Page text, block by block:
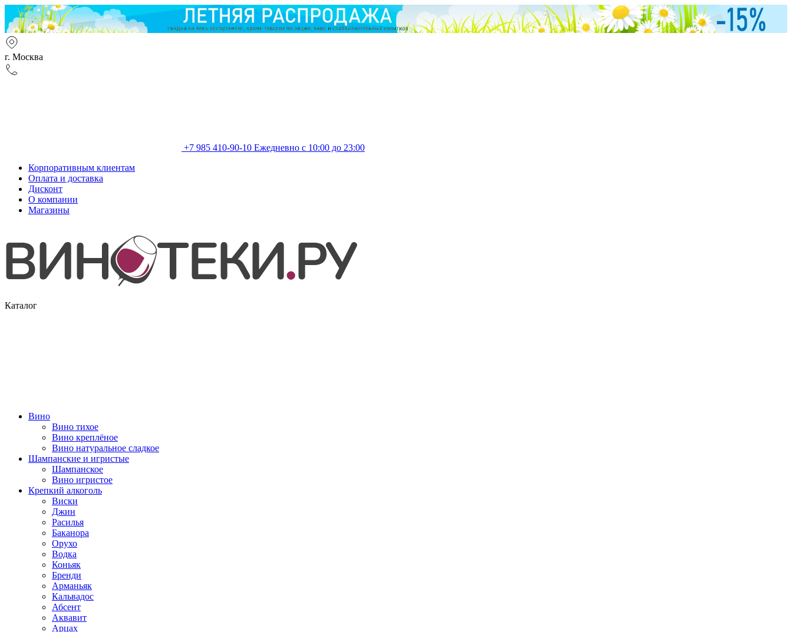
г. Москва
+7 985 410-90-10 Ежедневно с 10:00 до 23:00
Корпоративным клиентам
Оплата и доставка
Дисконт
О компании
Магазины
Каталог
Вино
Вино тихое
Вино креплёное
Вино натуральное сладкое
Шампанские и игристые
Шампанское
Вино игристое
Крепкий алкоголь
Виски
Джин
Расилья
Баканора
Орухо
Водка
Коньяк
Бренди
Арманьяк
Кальвадос
Абсент
Аквавит
Арцах